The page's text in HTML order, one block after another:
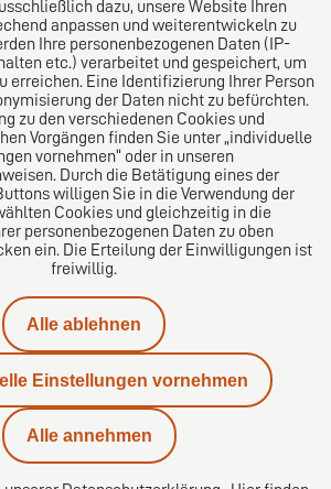
Netzwerk
dazu, unsere Website Ihren
anpassen und weiterentwickeln zu
Ihre personenbezogenen Daten (IP-
etc.) verarbeitet und gespeichert, um
erreichen. Eine Identifizierung Ihrer Person
der Daten nicht zu befürchten.
zu den verschiedenen Cookies und
Vorgängen finden Sie unter „individuelle
vornehmen“ oder in unseren
Durch die Betätigung eines der
willigen Sie in die Verwendung der
Cookies und gleichzeitig in die
personenbezogenen Daten zu oben
ein. Die Erteilung der Einwilligungen ist
freiwillig.
Alle ablehnen
Einstellungen vornehmen
Alle annehmen